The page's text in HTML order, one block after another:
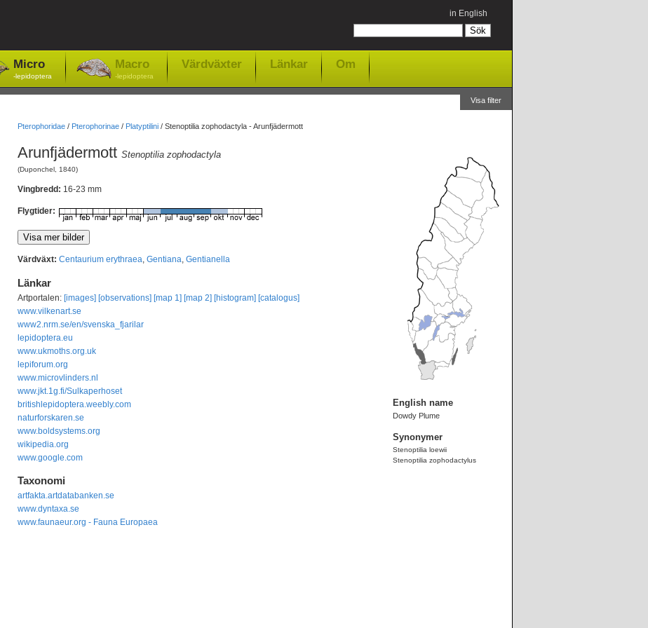
in English
Micro
-lepidoptera
Macro
-lepidoptera
Värdväxter Länkar Om
Visa filter
Pterophoridae/ Pterophorinae/ Platyptilini/ Stenoptilia zophodactyla - Arunfjädermott
Arunfjädermott Stenoptilia zophodactyla
(Duponchel, 1840)
Vingbredd: 16-23 mm
Flygtider:
Värdväxt: Centaurium erythraea, Gentiana, Gentianella
Länkar
Artportalen: [images] [observations] [map 1] [map 2] [histogram] [catalogus]
www.vilkenart.se
www2.nrm.se/en/svenska_fjarilar
lepidoptera.eu
www.ukmoths.org.uk
lepiforum.org
www.microvlinders.nl
www.jkt.1g.fi/Sulkaperhoset
britishlepidoptera.weebly.com
naturforskaren.se
www.boldsystems.org
wikipedia.org
www.google.com
Taxonomi
artfakta.artdatabanken.se
www.dyntaxa.se
www.faunaeur.org - Fauna Europaea
English name
Dowdy Plume
Synonymer
Stenoptilia loewii
Stenoptilia zophodactylus